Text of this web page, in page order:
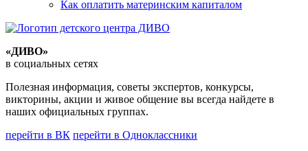
Как оплатить материнским капиталом
«ДИВО»
в социальных сетях
Полезная информация, советы экспертов, конкурсы,
викторины, акции и живое общение вы всегда найдете в
наших официальных группах.
перейти в ВК перейти в Одноклассники